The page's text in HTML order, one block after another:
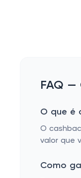
FAQ
O que é
O
valor que
Como